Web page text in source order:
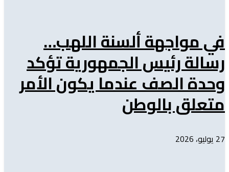
في مواجهة ألسنة اللهب…
رسالة رئيس الجمهورية تؤكد
وحدة الصف عندما يكون الأمر
متعلق بالوطن
27 يوليو، 2026